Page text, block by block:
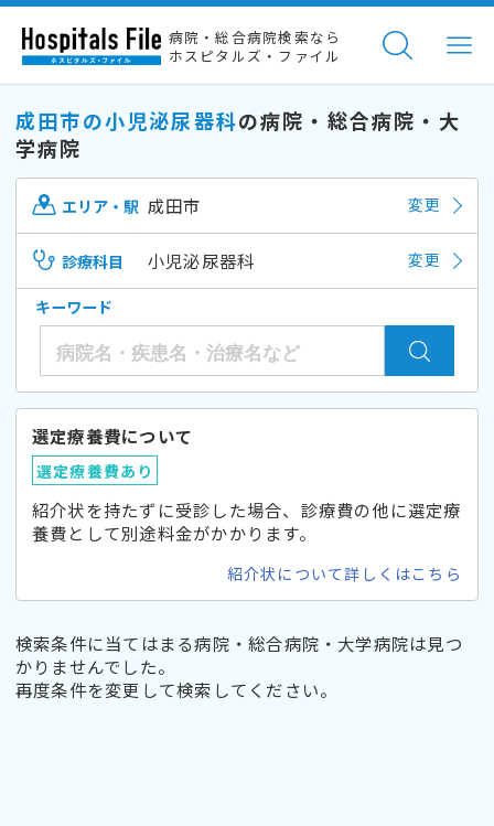
病院・総合病院検索なら
ホスピタルズ・ファイル
成田市の小児泌尿器科の病院・総合病院・大
学病院
エリア・駅 成田市 変更
診療科目 小児泌尿器科 変更
キーワード
選定療養費について
選定療養費あり
紹介状を持たずに受診した場合、診療費の他に選定療
養費として別途料金がかかります。
紹介状について詳しくはこちら
検索条件に当てはまる病院・総合病院・大学病院は見つ
かりませんでした。
再度条件を変更して検索してください。